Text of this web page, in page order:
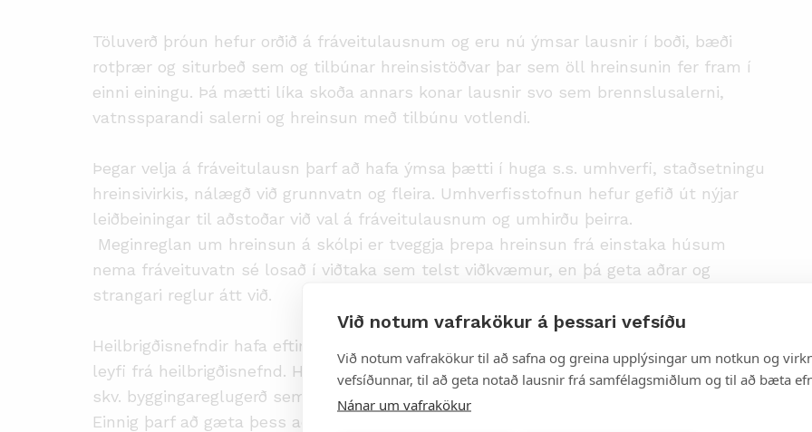
Við notum vafrakökur á þessari vefsíðu
Við notum vafrakökur til að safna og greina upplýsingar um notkun og
vefsíðunnar, til að geta notað lausnir frá samfélagsmiðlum og til að bæta
Nánar um vafrakökur
Töluverð þróun hefur orðið á fráveitulausnum og eru nú ýmsar lausnir í boði, bæði
rotþrær og siturbeð sem og tilbúnar hreinsistöðvar þar sem öll hreinsunin fer fram í
einni einingu. Þá mætti líka skoða annars konar lausnir svo sem brennslusalerni,
vatnssparandi salerni og hreinsun með tilbúnu votlendi.
Þegar velja á fráveitulausn þarf að hafa ýmsa þætti í huga s.s. umhverfi, staðsetningu
hreinsivirkis, nálægð við grunnvatn og fleira. Umhverfisstofnun hefur gefið út nýjar
leiðbeiningar til aðstoðar við val á fráveitulausnum og umhirðu þeirra.
Meginreglan um hreinsun á skólpi er tveggja þrepa hreinsun frá einstaka húsum
nema fráveituvatn sé losað í viðtaka sem telst viðkvæmur, en þá geta aðrar og
strangari reglur átt við.
Heilbrigðisnefndir hafa eftirlit með fráveitum og þegar fráveitulausn er valin skal fá
leyfi frá heilbrigðisnefnd. Hreinsivirki fráveitu eiga að koma fram á lóðaruppdrætti húsa
skv. byggingareglugerð sem er nauðsynlegt til að auðvelda eftirlit og losun á seyru.
Einnig þarf að gæta þess að fá fagaðila til að sjá um frágang hreinsivirkis og það sama